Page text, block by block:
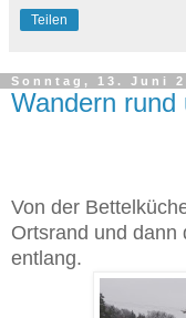
Teilen
Sonntag, 13. Juni
Wandern rund
Von der
Ortsrand und dann
entlang.